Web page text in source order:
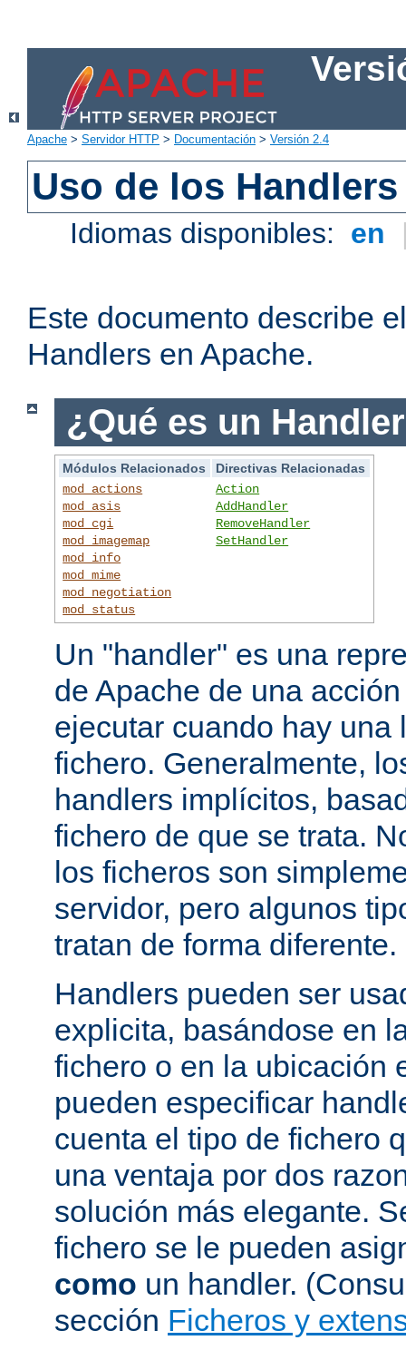
Apache > Servidor HTTP > Documentación > Versión 2.4
Uso de los
Idiomas disponibles: en
Este documento describe
Handlers en Apache.
¿Qué es un
Módulos Relacionados
Directivas Relacionadas
mod_actions
mod_asis
mod_cgi
mod_imagemap
mod_info
mod_mime
mod_negotiation
mod_status
Action
AddHandler
RemoveHandler
SetHandler
Un "handler" es una
de Apache de una
ejecutar cuando hay una
fichero. Generalmente,
handlers implícitos,
fichero de que se trata.
los ficheros son
servidor, pero algunos
tratan de forma diferente.
Handlers pueden ser
explicita, basándose en
fichero o en la ubicación
pueden especificar
cuenta el tipo de fichero
una ventaja por dos
solución más elegante.
fichero se le pueden
como un handler.
sección Ficheros y